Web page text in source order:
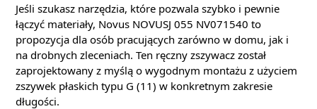
Jeśli szukasz narzędzia, które pozwala szybko i pewnie
łączyć materiały, Novus NOVUSJ 055 NV071540 to
propozycja dla osób pracujących zarówno w domu, jak i
na drobnych zleceniach. Ten ręczny zszywacz został
zaprojektowany z myślą o wygodnym montażu z użyciem
zszywek płaskich typu G (11) w konkretnym zakresie
długości.